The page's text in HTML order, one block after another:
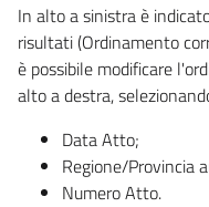
In alto a sinistra è
risultati (Ordinamento
è possibile modificare
alto a destra,
Data Atto;
Regione/Provincia
Numero Atto.